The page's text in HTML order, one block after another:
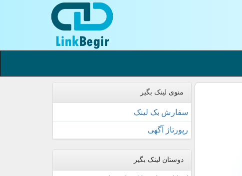
منوی لینک بگیر
سفارش بک لینک
رپورتاژ آگهی
دوستان لینک بگیر